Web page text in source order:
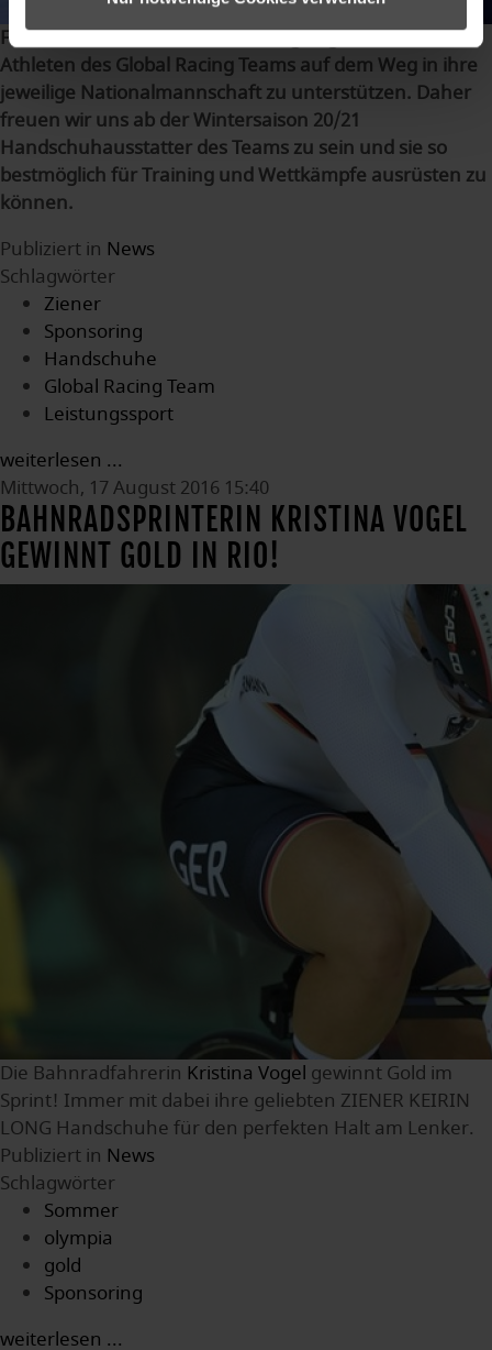
Für ZIENER ist es eine Herzensangelegenheit die Ski-
Athleten des Global Racing Teams auf dem Weg in ihre
jeweilige Nationalmannschaft zu unterstützen. Daher
freuen wir uns ab der Wintersaison 20/21
Handschuhausstatter des Teams zu sein und sie so
bestmöglich für Training und Wettkämpfe ausrüsten zu
können.
Publiziert in News
Schlagwörter
Ziener
Sponsoring
Handschuhe
Global Racing Team
Leistungssport
weiterlesen ...
Mittwoch, 17 August 2016 15:40
BAHNRADSPRINTERIN KRISTINA VOGEL
GEWINNT GOLD IN RIO!
Die Bahnradfahrerin Kristina Vogel gewinnt Gold im
Sprint! Immer mit dabei ihre geliebten ZIENER KEIRIN
LONG Handschuhe für den perfekten Halt am Lenker.
Publiziert in News
Schlagwörter
Sommer
olympia
gold
Sponsoring
weiterlesen ...